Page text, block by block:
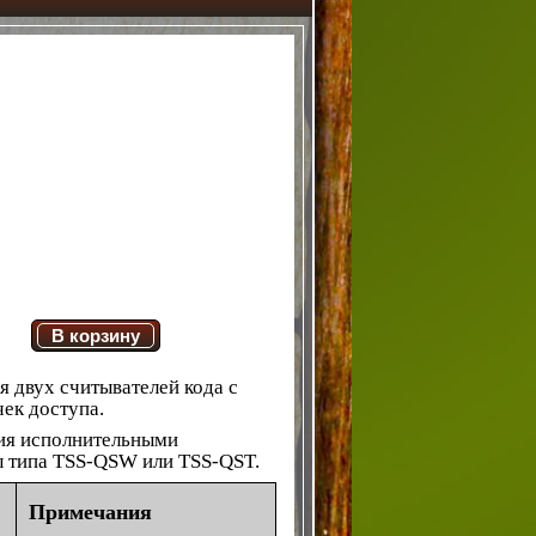
В корзину
двух считывателей кода c
доступа.
исполнительными
TSS-QSW или TSS-QST.
Примечания